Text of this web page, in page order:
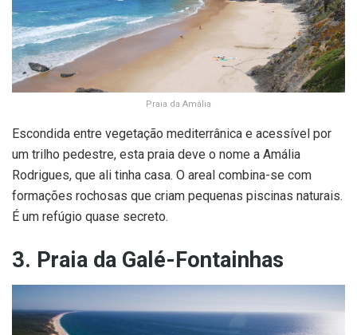
Praia da Amália
Escondida entre vegetação mediterrânica e acessível por
um trilho pedestre, esta praia deve o nome a Amália
Rodrigues, que ali tinha casa. O areal combina-se com
formações rochosas que criam pequenas piscinas naturais.
É um refúgio quase secreto.
3. Praia da Galé-Fontainhas